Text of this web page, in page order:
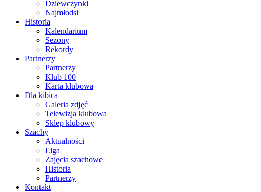
Dziewczynki
Najmłodsi
Historia
Kalendarium
Sezony
Rekordy
Partnerzy
Partnerzy
Klub 100
Karta klubowa
Dla kibica
Galeria zdjęć
Telewizja klubowa
Sklep klubowy
Szachy
Aktualności
Liga
Zajęcia szachowe
Historia
Partnerzy
Kontakt